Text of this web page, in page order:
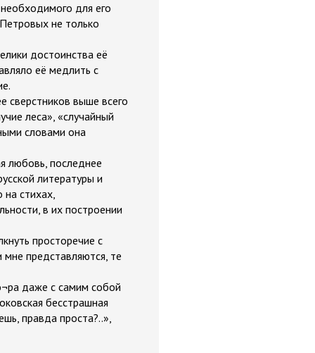
для его
не только
достоинства её
её медлить с
сверстников выше всего
леса», «случайный
словами она
любовь, последнее
литературы и
на стихах,
в их построении
просторечие с
представляются, те
даже с самим собой
бесстрашная
правда проста?..»,